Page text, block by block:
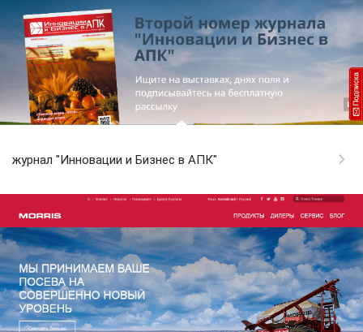
журнал "Инновации и Бизнес в АПК"